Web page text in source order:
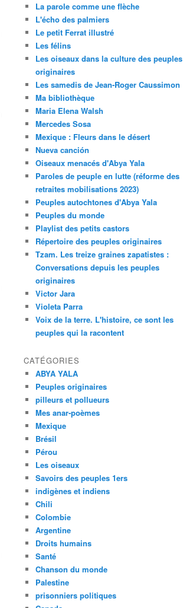
La parole comme une flèche
L'écho des palmiers
Le petit Ferrat illustré
Les félins
Les oiseaux dans la culture des peuples
originaires
Les samedis de Jean-Roger Caussimon
Ma bibliothèque
Maria Elena Walsh
Mercedes Sosa
Mexique : Fleurs dans le désert
Nueva canción
Oiseaux menacés d'Abya Yala
Paroles de peuple en lutte (réforme des
retraites mobilisations 2023)
Peuples autochtones d'Abya Yala
Peuples du monde
Playlist des petits castors
Répertoire des peuples originaires
Tzam. Les treize graines zapatistes :
Conversations depuis les peuples
originaires
Victor Jara
Violeta Parra
Voix de la terre. L'histoire, ce sont les
peuples qui la racontent
CATÉGORIES
ABYA YALA
Peuples originaires
pilleurs et pollueurs
Mes anar-poèmes
Mexique
Brésil
Pérou
Les oiseaux
Savoirs des peuples 1ers
indigènes et indiens
Chili
Colombie
Argentine
Droits humains
Santé
Chanson du monde
Palestine
prisonniers politiques